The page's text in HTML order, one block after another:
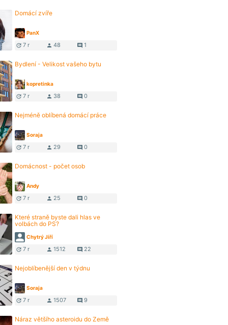
Domácí zvíře
PanX
update 7 r person 48 comment 1
Bydlení - Velikost vašeho bytu
kopretinka
update 7 r person 38 comment 0
Nejméně oblíbená domácí práce
Soraja
update 7 r person 29 comment 0
Domácnost - počet osob
Andy
update 7 r person 25 comment 0
Které straně byste dali hlas ve
volbách do PS?
Chytrý Jiří
update 7 r person 1512 comment 22
Nejoblíbenější den v týdnu
Soraja
update 7 r person 1507 comment 9
Náraz většího asteroidu do Země